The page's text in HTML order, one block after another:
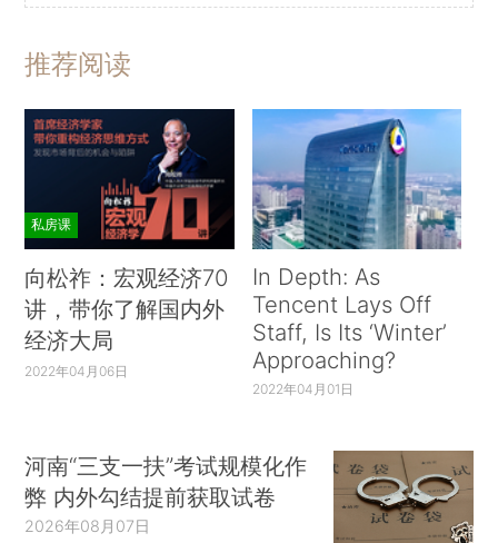
推荐阅读
私房课
向松祚：宏观经济70
讲，带你了解国内外
经济大局
2022年04月06日
In Depth: As
Tencent Lays Off
Staff, Is Its ‘Winter’
Approaching?
2022年04月01日
河南“三支一扶”考试规模化作
弊 内外勾结提前获取试卷
2026年08月07日